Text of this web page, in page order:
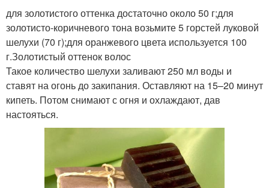
для золотистого оттенка достаточно около 50 г;для
золотисто-коричневого тона возьмите 5 горстей луковой
шелухи (70 г);для оранжевого цвета используется 100
г.Золотистый оттенок волос
Такое количество шелухи заливают 250 мл воды и
ставят на огонь до закипания. Оставляют на 15–20 минут
кипеть. Потом снимают с огня и охлаждают, дав
настояться.